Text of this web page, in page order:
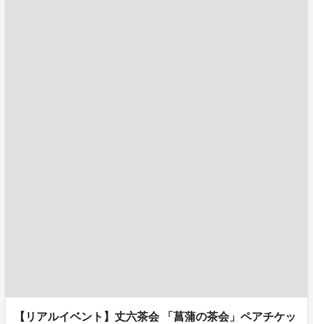
【リアルイベント】丈六茶会 「菖蒲の茶会」ペアチケッ